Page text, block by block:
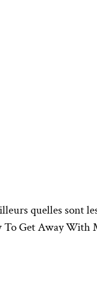
quelles sont
To Get Away